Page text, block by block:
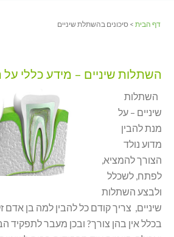
דף הבית > סיכונים בהשתלת שיניים
השתלות שיניים – מידע כללי
השתלות
שיניים – על
מנת להבין
מדוע נולד
הצורך להמציא,
לפתח, לשכלל
ולבצע השתלות
שיניים, צריך קודם כל להבין למה בן אדם
בכלל אין בהן צורך? ובכן מעבר לתפקיד